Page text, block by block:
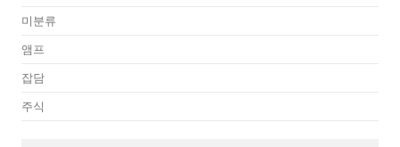
미분류
앰프
잡담
주식